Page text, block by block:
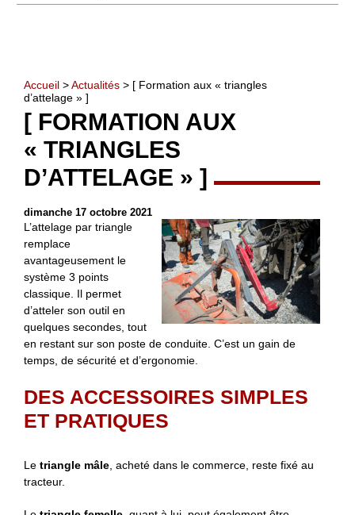
Accueil >Actualités > [ Formation aux « triangles
d’attelage » ]
[ FORMATION AUX
« TRIANGLES
D’ATTELAGE » ]
dimanche 17 octobre 2021
L’attelage par triangle
remplace
avantageusement le
système 3 points
classique. Il permet
d’atteler son outil en
quelques secondes, tout
en restant sur son poste de conduite. C’est un gain de
temps, de sécurité et d’ergonomie.
DES ACCESSOIRES SIMPLES
ET PRATIQUES
Le triangle mâle, acheté dans le commerce, reste fixé au
tracteur.